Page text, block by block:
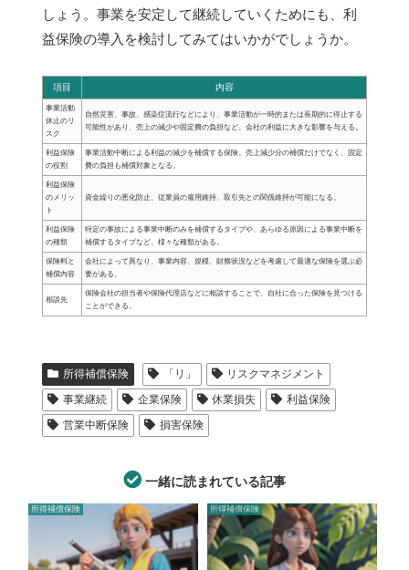
しょう。事業を安定して継続していくためにも、利
益保険の導入を検討してみてはいかがでしょうか。
項目 内容
事業活動
休止のリ
スク
自然災害、事故、感染症流行などにより、事業活動が一時的または長期的に停止する
可能性があり、売上の減少や固定費の負担など、会社の利益に大きな影響を与える。
利益保険
の役割
事業活動中断による利益の減少を補償する保険。売上減少分の補償だけでなく、固定
費の負担も補償対象となる。
利益保険
のメリッ
ト
資金繰りの悪化防止、従業員の雇用維持、取引先との関係維持が可能になる。
利益保険
の種類
特定の事故による事業中断のみを補償するタイプや、あらゆる原因による事業中断を
補償するタイプなど、様々な種類がある。
保険料と
補償内容
会社によって異なり、事業内容、規模、財務状況などを考慮して最適な保険を選ぶ必
要がある。
相談先
保険会社の担当者や保険代理店などに相談することで、自社に合った保険を見つける
ことができる。
所得補償保険 「リ」
リスクマネジメント
事業継続
企業保険 休業損失
利益保険
営業中断保険
損害保険
一緒に読まれている記事
所得補償保険 所得補償保険